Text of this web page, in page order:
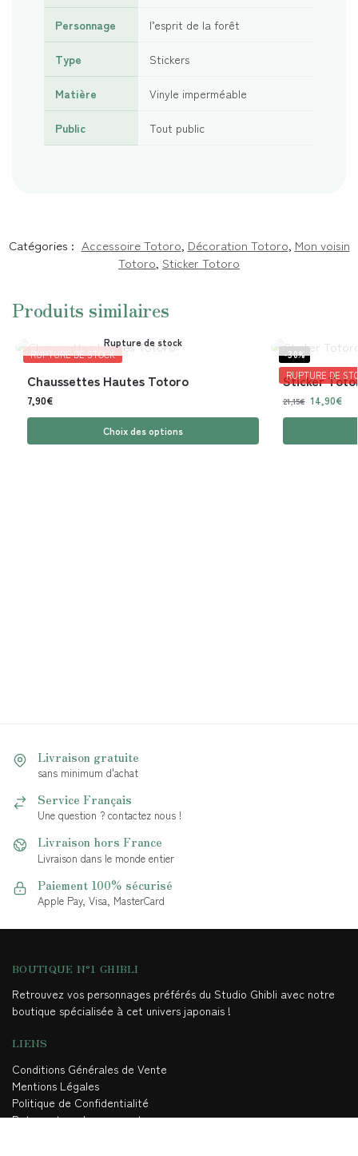
Personnage l’esprit de la forêt
Type Stickers
Matière Vinyle imperméable
Public Tout public
Catégories : Accessoire Totoro, Décoration Totoro, Mon voisin
Totoro, Sticker Totoro
Produits similaires
RUPTURE DE STOCK
Rupture de stock
Chaussettes Hautes Totoro
7,90€
Choix des options
-30%
RUPTURE DE
Sticker
21,15€ 14,90€
Livraison gratuite
sans minimum d'achat
Service Français
Une question ? contactez nous !
Livraison hors France
Livraison dans le monde entier
Paiement 100% sécurisé
Apple Pay, Visa, MasterCard
BOUTIQUE N°1 GHIBLI
Retrouvez vos personnages préférés du Studio Ghibli avec notre
boutique spécialisée à cet univers japonais !
LIENS
Conditions Générales de Vente
Mentions Légales
Politique de Confidentialité
Retour et remboursement